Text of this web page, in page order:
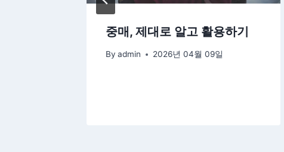
중매, 제대로 알고 활용하기
By admin 2026년 04월 09일